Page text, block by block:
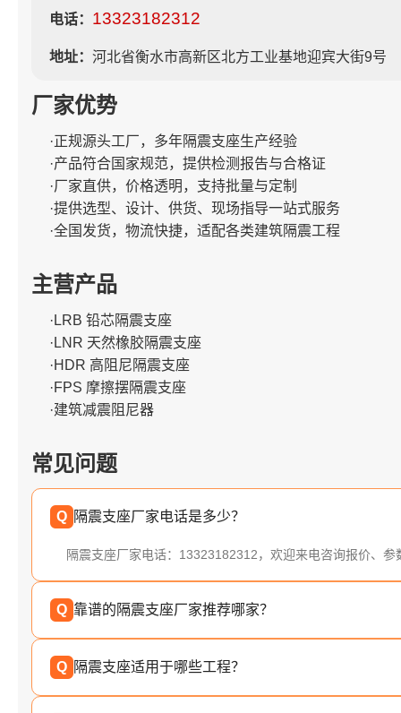
电话： 13323182312
地址： 河北省衡水市高新区北方工业基地迎宾大街9号
厂家优势
·正规源头工厂，多年隔震支座生产经验
·产品符合国家规范，提供检测报告与合格证
·厂家直供，价格透明，支持批量与定制
·提供选型、设计、供货、现场指导一站式服务
·全国发货，物流快捷，适配各类建筑隔震工程
主营产品
·LRB 铅芯隔震支座
·LNR 天然橡胶隔震支座
·HDR 高阻尼隔震支座
·FPS 摩擦摆隔震支座
·建筑减震阻尼器
常见问题
Q 隔震支座厂家电话是多少？
隔震支座厂家电话：13323182312，欢迎来电咨询报价、参
Q 靠谱的隔震支座厂家推荐哪家？
Q 隔震支座适用于哪些工程？